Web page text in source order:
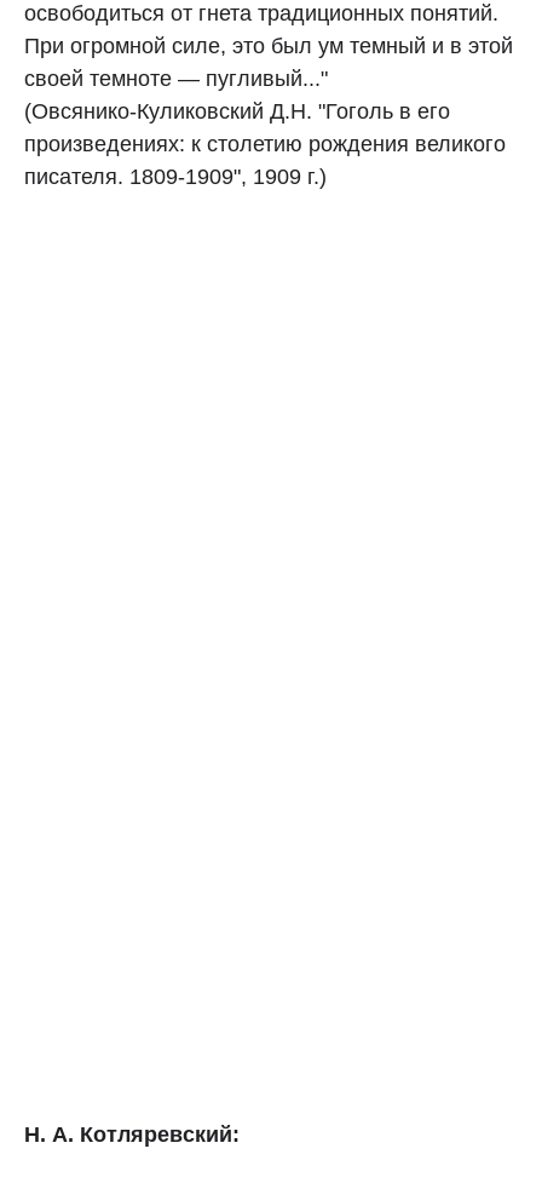
освободиться от гнета традиционных понятий.
При огромной силе, это был ум темный и в этой
своей темноте — пугливый..."
(Овсянико-Куликовский Д.Н. "Гоголь в его
произведениях: к столетию рождения великого
писателя. 1809-1909", 1909 г.)
Н. А. Котляревский: